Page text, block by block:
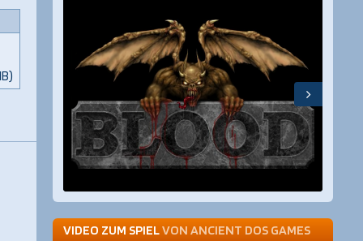
VIDEO ZUM SPIELVON ANCIENT DOS GAMES